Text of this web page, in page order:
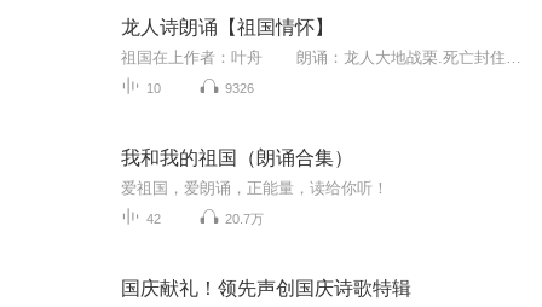
龙人诗朗诵【祖国情怀】
10 9326
我和我的祖国（朗诵合集）
爱祖国，爱朗诵，正能量，读给你听！
42 20.7万
国庆献礼！领先声创国庆诗歌特辑